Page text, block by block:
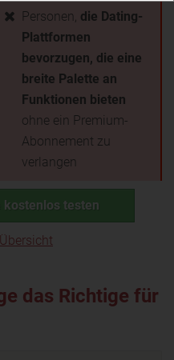
Personen, die Dating-
Plattformen
bevorzugen, die eine
breite Palette an
Funktionen bieten
ohne ein Premium-
Abonnement zu
verlangen
kostenlos testen
das Richtige für